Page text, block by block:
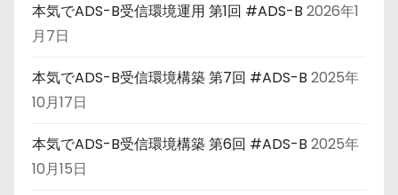
本気でADS-B受信環境運用 第1回 #ADS-B 2026年1
月7日
本気でADS-B受信環境構築 第7回 #ADS-B 2025年
10月17日
本気でADS-B受信環境構築 第6回 #ADS-B 2025年
10月15日